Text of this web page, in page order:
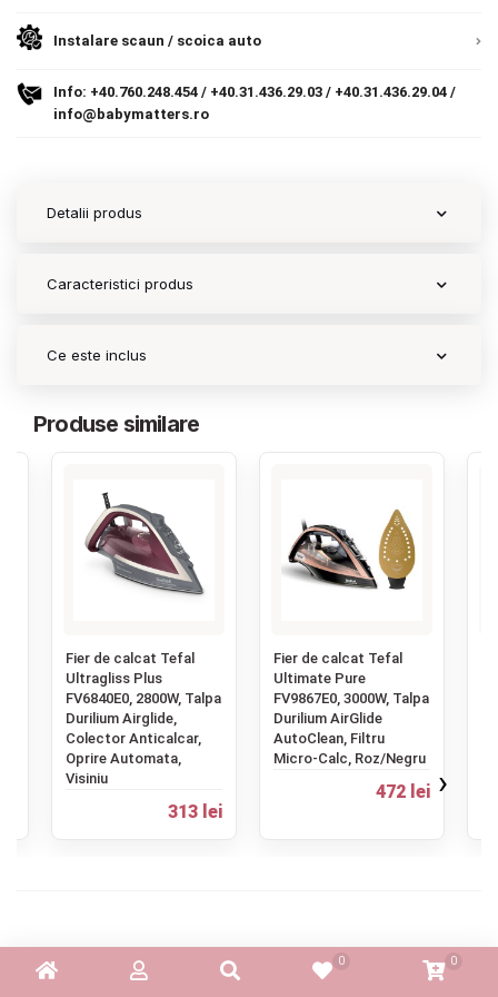
Contact
Copyright 2026 BabyMatters
Instalare scaun / scoica auto
Info: +40.760.248.454 / +40.31.436.29.03 / +40.31.436.29.04 /
info@babymatters.ro
Detalii produs
Caracteristici produs
Ce este inclus
Produse similare
Fier de calcat Tefal
Ultragliss Plus
FV6840E0, 2800W, Talpa
Durilium Airglide,
Colector Anticalcar,
Oprire Automata,
Visiniu
313 lei
Fier de calcat Tefal
Ultimate Pure
FV9867E0, 3000W, Talpa
Durilium AirGlide
AutoClean, Filtru
Micro-Calc, Roz/Negru
472 lei ›